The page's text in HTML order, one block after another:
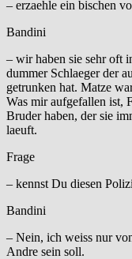
– erzaehle ein bischen
Bandini
– wir haben sie sehr oft
dummer Schlaeger der
getrunken hat. Matze
Was mir aufgefallen ist,
Bruder haben, der sie
laeuft.
Frage
– kennst Du diesen
Bandini
– Nein, ich weiss nur
Andre sein soll.